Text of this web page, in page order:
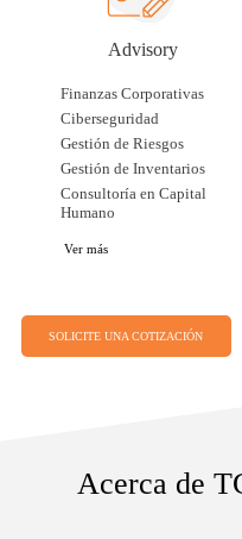
Advisory
Finanzas Corporativas
Ciberseguridad
Gestión de Riesgos
Gestión de Inventarios
Consultoría en Capital
Humano
Ver más
SOLICITE UNA COTIZACIÓN
Acerca de